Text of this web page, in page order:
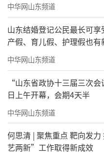
块，历时12年建设
南首个高铁+地铁+产
OD项目。正面西客站
万㎡恢弘体量，集地
层、百米办公、独栋
业、风情商业街、地
住宅等全业态于一体
南国际医学科学中心
麦德龙等城市一线配
中华网山东频道
山东结婚登记公民最长可享
产假、育儿假、护理假也有
中华网山东频道
“山东省政协十三届三次
日上午开幕，会期4天半
中华网山东频道
何思清 | 聚焦重点 靶向发
艺两新”工作取得新成效